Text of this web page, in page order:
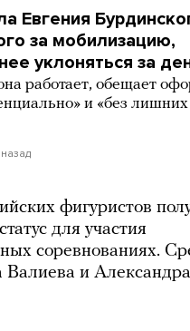
Евгения
за мобилизацию,
уклоняться за
работает, обещает
и «без лишних
фигуристов
для участия
соревнованиях.
и Александра